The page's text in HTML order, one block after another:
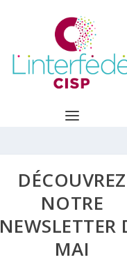
DÉCOUVREZ
NOTRE
NEWSLETTER
MAI